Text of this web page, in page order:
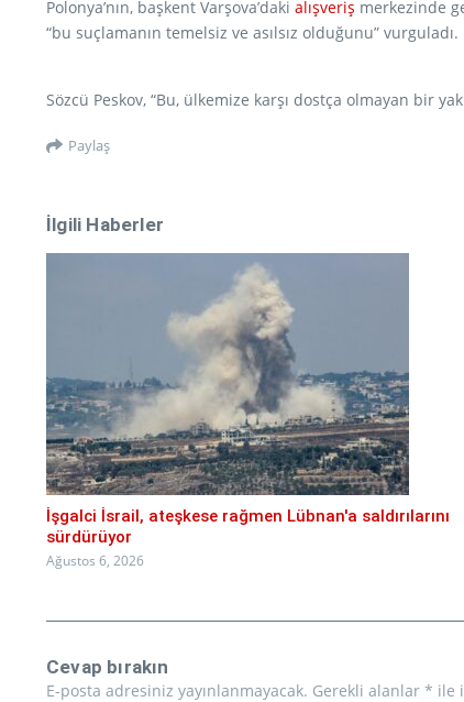
Polonya’nın, başkent Varşova’daki alışveriş merkezinde
“bu suçlamanın temelsiz ve asılsız olduğunu” vurguladı.
Sözcü Peskov, “Bu, ülkemize karşı dostça olmayan bir
Paylaş
İlgili Haberler
İşgalci İsrail, ateşkese rağmen Lübnan'a saldırılarını
sürdürüyor
Ağustos 6, 2026
Cevap bırakın
E-posta adresiniz yayınlanmayacak. Gerekli alanlar * ile